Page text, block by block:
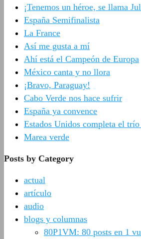
¡Tenemos un héroe, se llama
España Semifinalista
La France
Así me gusta a mí
Ahí está el Campeón de Europa
México canta y no llora
¡Bravo, Paraguay!
Cabo Verde nos hace sufrir
España ya convence
Estados Unidos completa el
Marea verde
Posts by Category
actual
artículo
audio
blogs y columnas
80P1VM: 80 posts en 1